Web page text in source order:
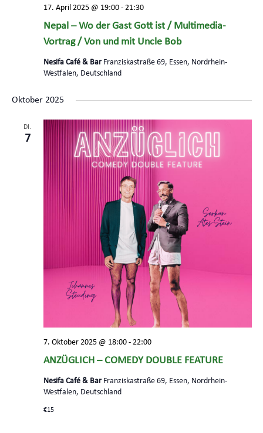
Nepal – Wo der Gast Gott ist / Multimedia-
Vortrag / Von und mit Uncle Bob
17. April 2025 @ 19:00- 21:30
Nesifa Café & Bar Franziskastraße 69, Essen, Nordrhein-
Westfalen, Deutschland
Oktober 2025
DI.
7
ANZÜGLICH – COMEDY DOUBLE FEATURE
7. Oktober 2025 @ 18:00- 22:00
Nesifa Café & Bar Franziskastraße 69, Essen, Nordrhein-
Westfalen, Deutschland
€15